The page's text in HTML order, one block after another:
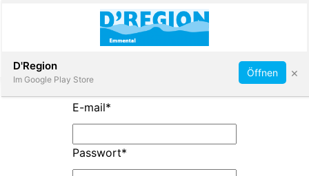
Abonnieren
E-mail*
Passwort*
D'Region
Im Google Play Store
Öffnen ×